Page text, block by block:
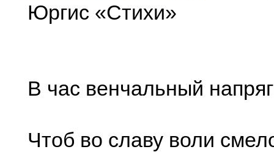
Юргис «Стихи»
В час венчальный
Чтоб во славу воли